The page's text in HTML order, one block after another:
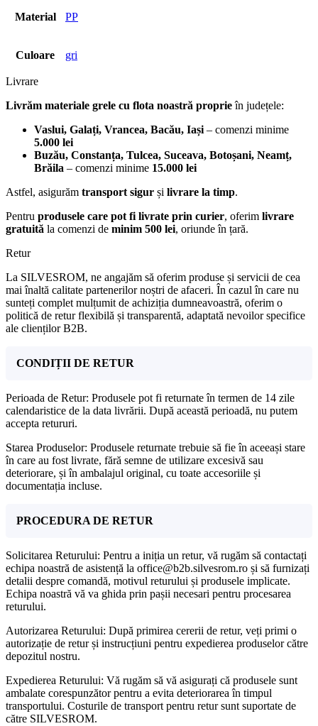
Material PP
Culoare gri
Livrare
Livrăm materiale grele cu flota noastră proprieîn județele:
Vaslui, Galați, Vrancea, Bacău, Iași– comenzi minime
5.000 lei
Buzău, Constanța, Tulcea, Suceava, Botoșani, Neamț,
Brăila – comenzi minime 15.000 lei
Astfel, asigurăm transport sigur și livrare la timp.
Pentru produsele care pot fi livrate prin curier, oferim livrare
gratuită la comenzi de minim 500 lei, oriunde în țară.
Retur
La SILVESROM, ne angajăm să oferim produse și servicii de cea
mai înaltă calitate partenerilor noștri de afaceri. În cazul în care nu
sunteți complet mulțumit de achiziția dumneavoastră, oferim o
politică de retur flexibilă și transparentă, adaptată nevoilor specifice
ale clienților B2B.
CONDIȚII DE RETUR
Perioada de Retur: Produsele pot fi returnate în termen de 14 zile
calendaristice de la data livrării. După această perioadă, nu putem
accepta retururi.
Starea Produselor: Produsele returnate trebuie să fie în aceeași stare
în care au fost livrate, fără semne de utilizare excesivă sau
deteriorare, și în ambalajul original, cu toate accesoriile și
documentația incluse.
PROCEDURA DE RETUR
Solicitarea Returului: Pentru a iniția un retur, vă rugăm să contactați
echipa noastră de asistență la office@b2b.silvesrom.ro și să furnizați
detalii despre comandă, motivul returului și produsele implicate.
Echipa noastră vă va ghida prin pașii necesari pentru procesarea
returului.
Autorizarea Returului: După primirea cererii de retur, veți primi o
autorizație de retur și instrucțiuni pentru expedierea produselor către
depozitul nostru.
Expedierea Returului: Vă rugăm să vă asigurați că produsele sunt
ambalate corespunzător pentru a evita deteriorarea în timpul
transportului. Costurile de transport pentru retur sunt suportate de
către SILVESROM.